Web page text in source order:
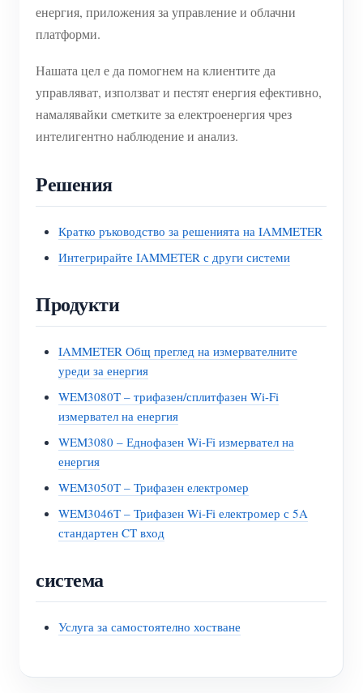
енергия, приложения за управление и облачни
платформи.
Нашата цел е да помогнем на клиентите да
управляват, използват и пестят енергия ефективно,
намалявайки сметките за електроенергия чрез
интелигентно наблюдение и анализ.
Решения
Кратко ръководство за решенията на IAMMETER
Интегрирайте IAMMETER с други системи
Продукти
IAMMETER Общ преглед на измервателните
уреди за енергия
WEM3080T – трифазен/сплитфазен Wi-Fi
измервател на енергия
WEM3080 – Еднофазен Wi-Fi измервател на
енергия
WEM3050T – Трифазен електромер
WEM3046T – Трифазен Wi-Fi електромер с 5A
стандартен CT вход
система
Услуга за самостоятелно хостване